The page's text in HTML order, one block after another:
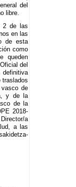
del
libre.
2 de las
en las
de esta
como
queden
del
definitiva
traslados
vasco de
y de la
de la
2018-
a
a las